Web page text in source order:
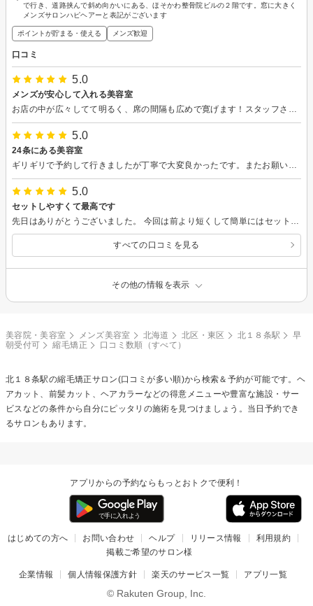
で行き、道路挟んで斜め向かいにある、ほそかわ整骨院ビルの２階です。窓に大きく
メンズサロンハピヘアーと表記がございます
ポイントが貯まる・使える メンズ歓迎
口コミ
5.0
メンズが安心して入れる美容室
5.0
24条にある美容室
5.0
セットしやすくて最高です
すべての口コミを見る
その他の情報を表示
美容院・美容室 メンズ美容室 北海道 北区・東区 北１８条駅
早
朝受付可
縮毛矯正 口コミ数順（すべて）
北１８条駅の縮毛矯正サロン(口コミが多い順)から検索＆予約が可能です。ヘ
アカット、前髪カット、ヘアカラーなどの得意メニューや豊富な施設・サー
ビスなどの条件から自分にピッタリの施術を見つけましょう。当日予約でき
るサロンもあります。
アプリからの予約ならもっとおトクで便利！
はじめての方へ お問い合わせ ヘルプ リリース情報
利用規約
掲載ご希望のサロン様
企業情報 個人情報保護方針 楽天のサービス一覧 アプリ一覧
© Rakuten Group, Inc.